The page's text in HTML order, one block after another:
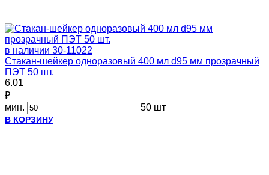
в наличии 30-11022
Стакан-шейкер одноразовый 400 мл d95 мм прозрачный
ПЭТ 50 шт.
6.01
₽
мин.
50 шт
В КОРЗИНУ